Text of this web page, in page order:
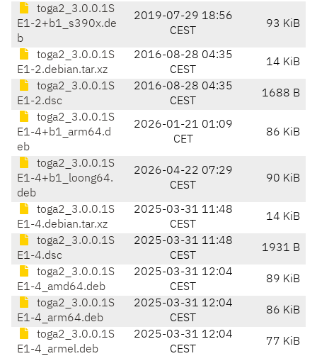
toga2_3.0.0.1S
E1-2+b1_s390x.de
b
2019-07-29 18:56
CEST
93 KiB
toga2_3.0.0.1S
E1-2.debian.tar.xz
2016-08-28 04:35
CEST
14 KiB
toga2_3.0.0.1S
E1-2.dsc
2016-08-28 04:35
CEST
1688 B
toga2_3.0.0.1S
E1-4+b1_arm64.d
eb
2026-01-21 01:09
CET
86 KiB
toga2_3.0.0.1S
E1-4+b1_loong64.
deb
2026-04-22 07:29
CEST
90 KiB
toga2_3.0.0.1S
E1-4.debian.tar.xz
2025-03-31 11:48
CEST
14 KiB
toga2_3.0.0.1S
E1-4.dsc
2025-03-31 11:48
CEST
1931 B
toga2_3.0.0.1S
E1-4_amd64.deb
2025-03-31 12:04
CEST
89 KiB
toga2_3.0.0.1S
E1-4_arm64.deb
2025-03-31 12:04
CEST
86 KiB
toga2_3.0.0.1S
E1-4_armel.deb
2025-03-31 12:04
CEST
77 KiB